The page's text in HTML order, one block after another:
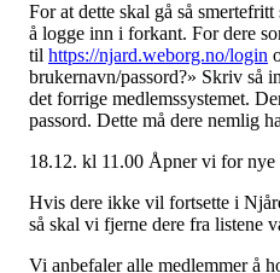
For at dette skal gå så
å logge inn i forkant. For dere
til https://njard.weborg.no/login
brukernavn/passord?» Skriv så
det forrige medlemssystemet.
passord. Dette må dere nemlig
18.12. kl 11.00 Åpner vi for nye
Hvis dere ikke vil fortsette i
så skal vi fjerne dere fra listene
Vi anbefaler alle medlemmer å